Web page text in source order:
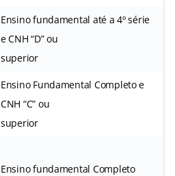
Ensino fundamental até a 4º série
e CNH “D” ou
superior
Ensino Fundamental Completo e
CNH “C” ou
superior
Ensino fundamental Completo